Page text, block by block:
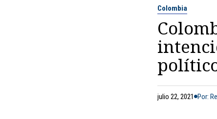
Colombia
julio 22, 2021 Por: